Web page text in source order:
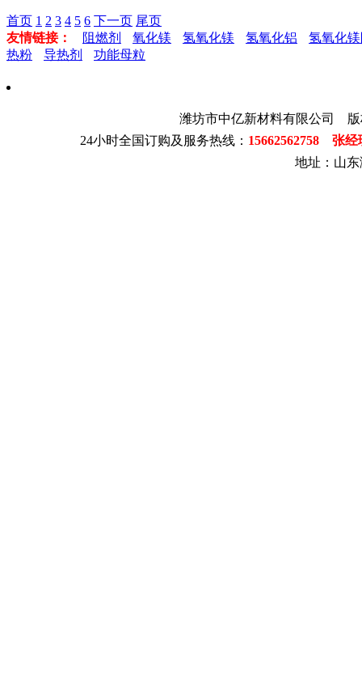
首页 1 2 3 4 5 6 下一页 尾页
友情链接：
阻燃剂 氧化镁 氢氧化镁 氢氧化铝
氢氧化
热粉
导热剂 功能母粒
潍坊市中亿新材料有限公司
24小时全国订购及服务热线： 15662562758 张
地址：山